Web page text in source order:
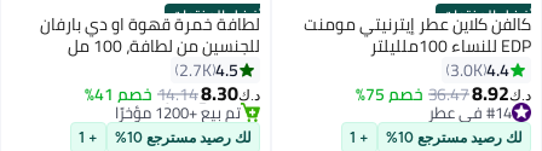
أفضل المنتجات
كالفن كلاين عطر إيترنيتي مومنت
EDP للنساء 100ملليلتر
4.4
3.0K
د.ك‏8.92
36.47خصم 75%
#14 في عطر
#14 في عطر
لك رصيد مسترجع 10% + 1
أفضل المنتجات
لطافة خمرة قهوة او دي بارفان
للجنسين من لطافة، 100 مل
4.5
2.7K
د.ك‏8.30
14.14خصم 41%
#9 في عطر
تم بيع +1200 مؤخرًا
#9 في عطر
لك رصيد مسترجع 10% + 1